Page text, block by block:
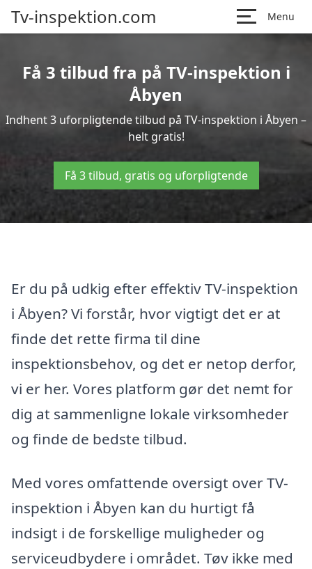
Tv-inspektion.com Menu
Få 3 tilbud fra på TV-inspektion i
Åbyen
Indhent 3 uforpligtende tilbud på TV-inspektion i Åbyen –
helt gratis!
Få 3 tilbud, gratis og uforpligtende
Er du på udkig efter effektiv TV-inspektion
i Åbyen? Vi forstår, hvor vigtigt det er at
finde det rette firma til dine
inspektionsbehov, og det er netop derfor,
vi er her. Vores platform gør det nemt for
dig at sammenligne lokale virksomheder
og finde de bedste tilbud.
Med vores omfattende oversigt over TV-
inspektion i Åbyen kan du hurtigt få
indsigt i de forskellige muligheder og
serviceudbydere i området. Tøv ikke med